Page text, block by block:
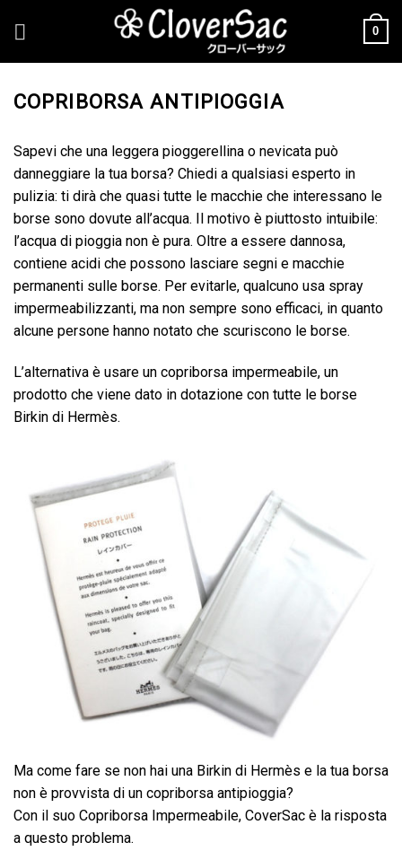
0
COPRIBORSA ANTIPIOGGIA
Sapevi che una leggera pioggerellina o nevicata può
danneggiare la tua borsa? Chiedi a qualsiasi esperto in
pulizia: ti dirà che quasi tutte le macchie che interessano le
borse sono dovute all’acqua. Il motivo è piuttosto intuibile:
l’acqua di pioggia non è pura. Oltre a essere dannosa,
contiene acidi che possono lasciare segni e macchie
permanenti sulle borse. Per evitarle, qualcuno usa spray
impermeabilizzanti, ma non sempre sono efficaci, in quanto
alcune persone hanno notato che scuriscono le borse.
L’alternativa è usare un copriborsa impermeabile, un
prodotto che viene dato in dotazione con tutte le borse
Birkin di Hermès.
Ma come fare se non hai una Birkin di Hermès e la tua borsa
non è provvista di un copriborsa antipioggia?
Con il suo Copriborsa Impermeabile, CoverSac è la risposta
a questo problema.